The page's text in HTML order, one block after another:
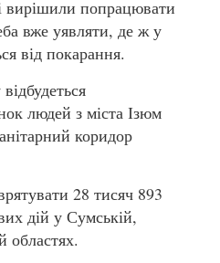
вирішили попрацювати
вже уявляти, де ж у
від покарання.
людей з міста Ізюм
коридор
28 тисяч 893
дій у Сумській,
областях.